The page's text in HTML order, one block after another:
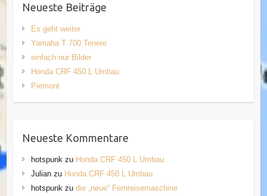
Neueste Beiträge
Es geht weiter
Yamaha T 700 Tenere
einfach nur Bilder
Honda CRF 450 L Umbau
Piemont
Neueste Kommentare
hotspunk zu Honda CRF 450 L Umbau
Julianzu Honda CRF 450 L Umbau
hotspunk zu die „neue“ Fernreisemaschine